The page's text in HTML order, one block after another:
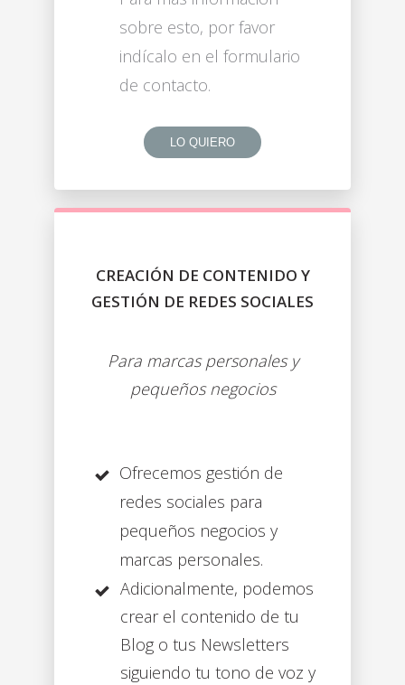
sobre esto, por favor
indícalo en el formulario
de contacto.
LO QUIERO
CREACIÓN DE CONTENIDO Y
GESTIÓN DE REDES SOCIALES
Para marcas personales y
pequeños negocios
Ofrecemos gestión de
redes sociales para
pequeños negocios y
marcas personales.
Adicionalmente, podemos
crear el contenido de tu
Blog o tus Newsletters
siguiendo tu tono de voz y